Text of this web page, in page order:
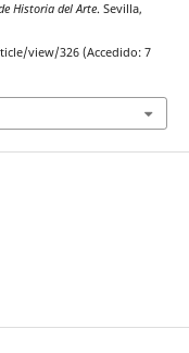
Historia del Arte. Sevilla,
view/326 (Accedido: 7